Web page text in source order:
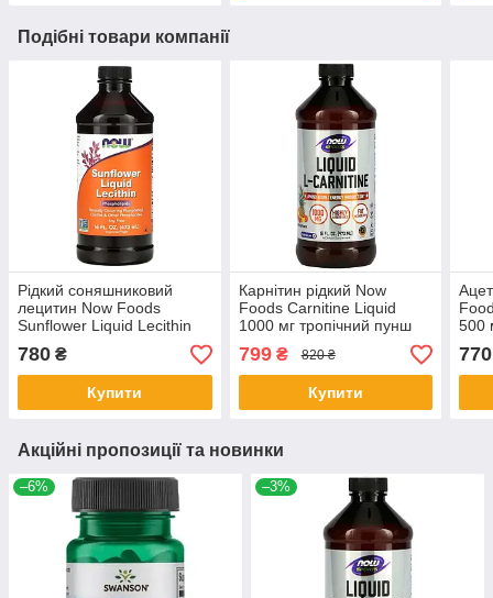
Подібні товари компанії
Рідкий соняшниковий
лецитин Now Foods
Sunflower Liquid Lecithin
473 мл
780 ₴
Купити
Карнітин рідкий Now
Foods Carnitine Liquid
1000 мг тропічний пунш
473 мл
799₴ 820 ₴
Купити
500
770
Акційні пропозиції та новинки
–6% –3%